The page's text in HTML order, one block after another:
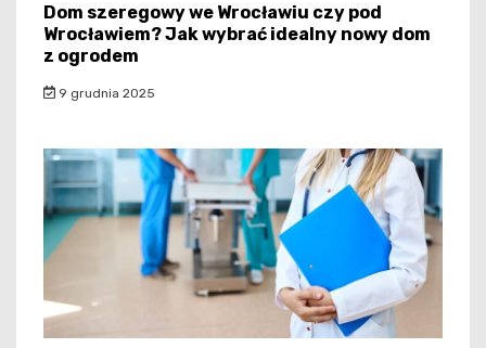
Dom szeregowy we Wrocławiu czy pod
Wrocławiem? Jak wybrać idealny nowy dom
z ogrodem
9 grudnia 2025